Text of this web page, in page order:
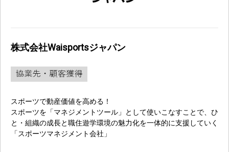
株式会社Waisportsジャパン
スポーツで動産価値を高める！
スポーツを「マネジメントツール」として使いこなすことで、ひ
と・組織の成長と職住遊学環境の魅力化を一体的に支援していく
「スポーツマネジメント会社」